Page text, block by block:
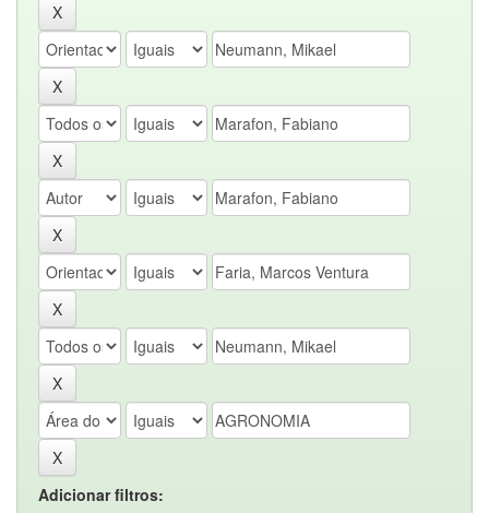
Adicionar filtros: